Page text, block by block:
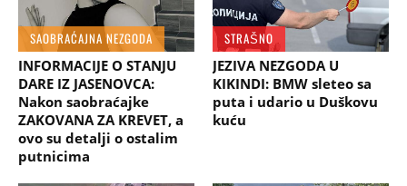
SAOBRAĆAJNA NEZGODA
INFORMACIJE O STANJU
DARE IZ JASENOVCA:
Nakon saobraćajke
ZAKOVANA ZA KREVET, a
ovo su detalji o ostalim
putnicima
STRAŠNO
JEZIVA NEZGODA U
KIKINDI: BMW sleteo sa
puta i udario u Duškovu
kuću